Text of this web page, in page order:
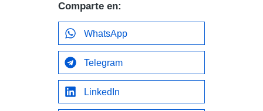
Comparte en:
WhatsApp
Telegram
LinkedIn